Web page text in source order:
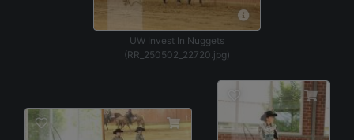
UW Invest In Nuggets
(RR_250502_22720.jpg)